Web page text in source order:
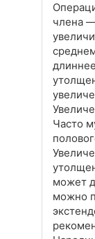
члена
Часто
может
можно